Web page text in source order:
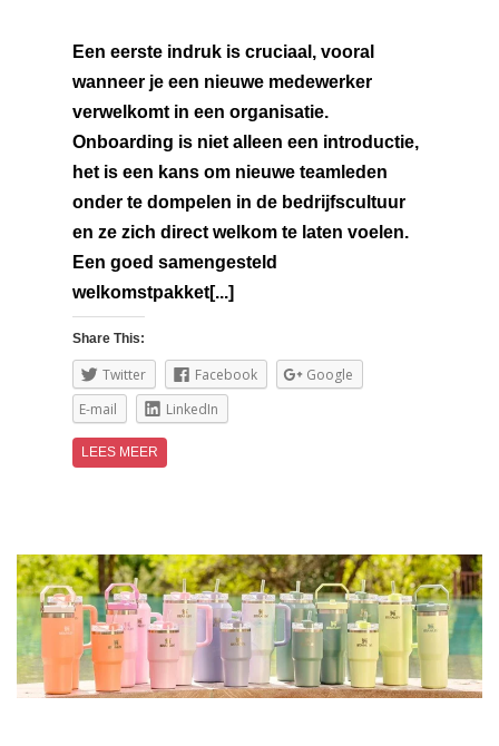
Een eerste indruk is cruciaal, vooral
wanneer je een nieuwe medewerker
verwelkomt in een organisatie.
Onboarding is niet alleen een introductie,
het is een kans om nieuwe teamleden
onder te dompelen in de bedrijfscultuur
en ze zich direct welkom te laten voelen.
Een goed samengesteld
welkomstpakket[...]
Share This:
Twitter Facebook
Google
E-mail
LinkedIn
LEES MEER